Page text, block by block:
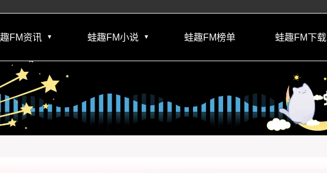
FM资讯 ▼ 蛙趣FM小说 ▼ 蛙趣FM榜单 蛙趣FM下载